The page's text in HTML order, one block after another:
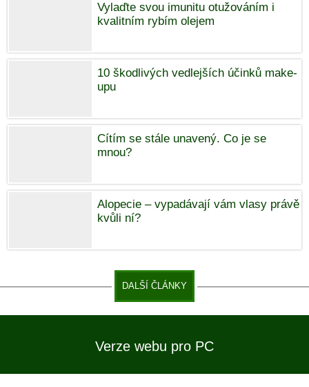
Vylaďte svou imunitu otužováním i
kvalitním rybím olejem
10 škodlivých vedlejších účinků make-
upu
Cítím se stále unavený. Co je se
mnou?
Alopecie – vypadávají vám vlasy právě
kvůli ní?
DALŠÍ ČLÁNKY
Verze webu pro PC